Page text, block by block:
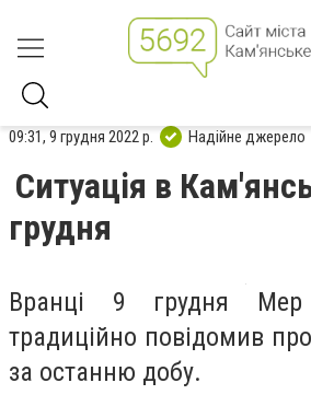
09:31, 9 грудня 2022 р. Надійне джерело
Ситуація в
грудня
Вранці 9 грудня Мер
традиційно повідомив про
за останню добу.